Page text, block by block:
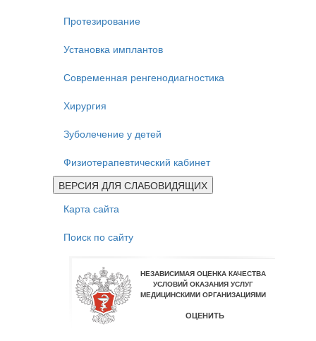
Протезирование
Установка имплантов
Современная ренгенодиагностика
Хирургия
Зуболечение у детей
Физиотерапевтический кабинет
ВЕРСИЯ ДЛЯ СЛАБОВИДЯЩИХ
Карта сайта
Поиск по сайту